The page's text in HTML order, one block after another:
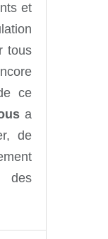
et
tous
ce
a
de
des